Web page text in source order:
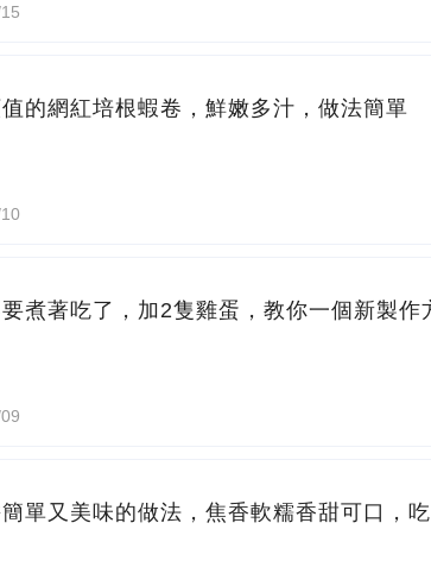
的網紅培根蝦卷，鮮嫩多汁，做法簡單
煮著吃了，加2隻雞蛋，教你一個新製作
單又美味的做法，焦香軟糯香甜可口，